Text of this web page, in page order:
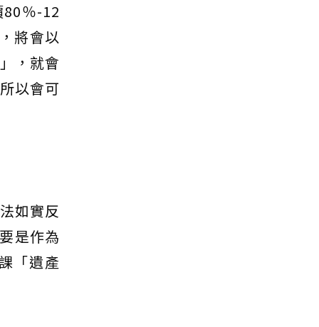
％-12
將會以
，就會
以會可
如實反
是作為
「遺產